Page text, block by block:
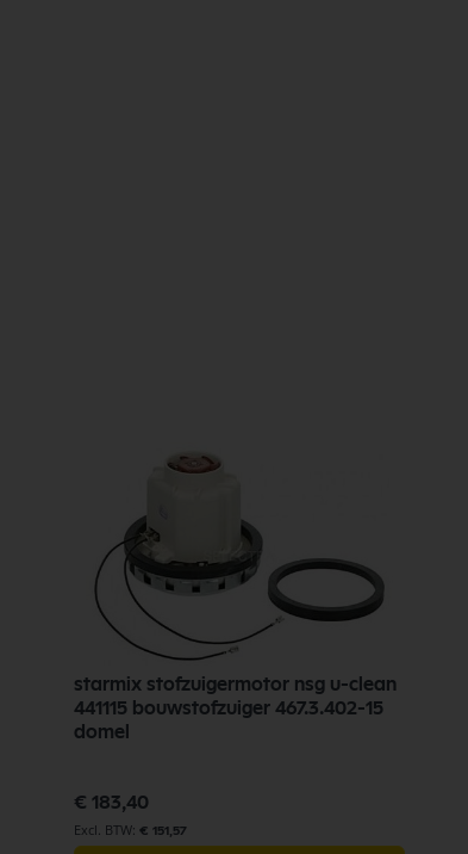
starmix stofzuigermotor nsg u-clean
441115 bouwstofzuiger 467.3.402-15
domel
€ 183,40
€ 151,57